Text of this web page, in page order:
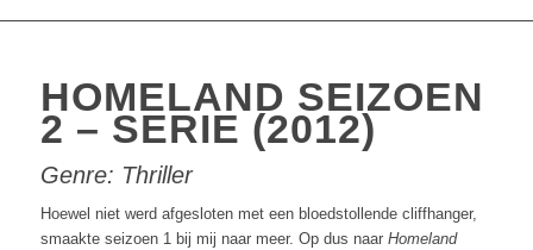
HOMELAND SEIZOEN
2 – SERIE (2012)
Genre: Thriller
Hoewel niet werd afgesloten met een bloedstollende cliffhanger,
smaakte seizoen 1 bij mij naar meer. Op dus naar Homeland